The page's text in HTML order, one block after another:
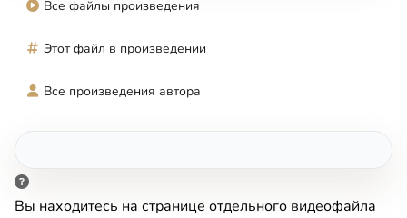
Все файлы произведения
Этот файл в произведении
Все произведения автора
Вы находитесь на странице отдельного видеофайла